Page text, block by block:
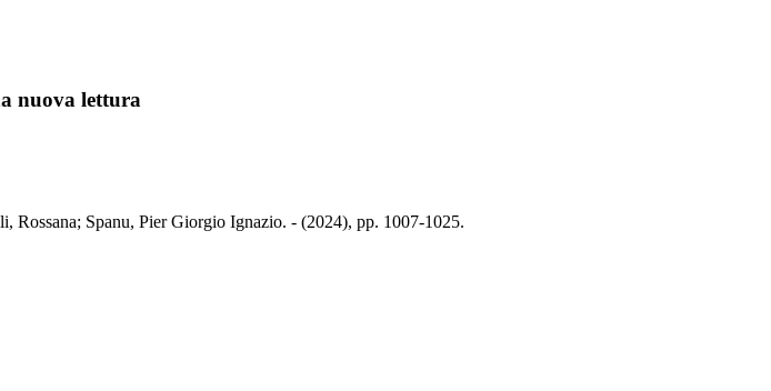
nuova lettura
Rossana; Spanu, Pier Giorgio Ignazio. - (2024), pp. 1007-1025.